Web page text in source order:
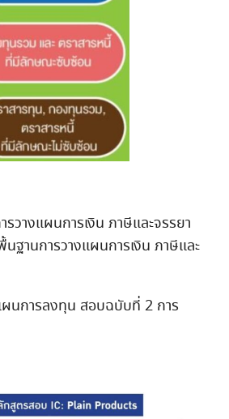
วางแผนการเงิน ภาษีและจรรยา
านการวางแผนการเงิน ภาษีและ
ผนการลงทุน สอบฉบับที่ 2 การ